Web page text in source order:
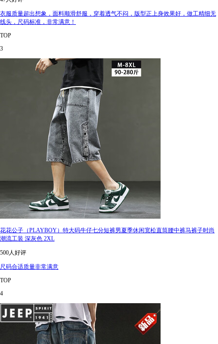
衣服质量超出想象，面料顺滑舒服，穿着透气不闷，版型正上身效果好，做工精细无
线头，尺码标准，非常满意！
TOP
3
花花公子（PLAYBOY）特大码牛仔七分短裤男夏季休闲宽松直筒腰中裤马裤子时尚
潮流工装 深灰色 2XL
500人好评
尺码合适质量非常满意
TOP
4